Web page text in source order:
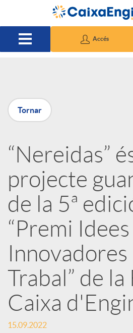
Salta al contingut principal
Accés
P
u
b
l
i
c
a
d
Tornar
“Nereidas”
projecte
de la 5ª
“Premi Idees
Innovadores
Trabal” de
Caixa
15.09.2022